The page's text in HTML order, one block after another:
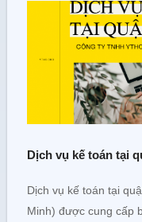
Dịch vụ kế toán tại
Dịch vụ kế toán tại
Minh) được cung cấp